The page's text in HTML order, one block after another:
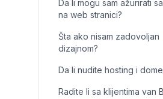
Da li mogu sam ažurirati
na web stranici?
Šta ako nisam zadovoljan
dizajnom?
Da li nudite hosting i
Radite li sa klijentima van